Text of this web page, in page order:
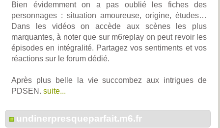
Bien évidemment on a pas oublié les fiches des
personnages : situation amoureuse, origine, études…
Dans les vidéos on accède aux scènes les plus
marquantes, à noter que sur m6replay on peut revoir les
épisodes en intégralité. Partagez vos sentiments et vos
réactions sur le forum dédié.
Après plus belle la vie succombez aux intrigues de
PDSEN. suite...
undinerpresqueparfait.m6.fr